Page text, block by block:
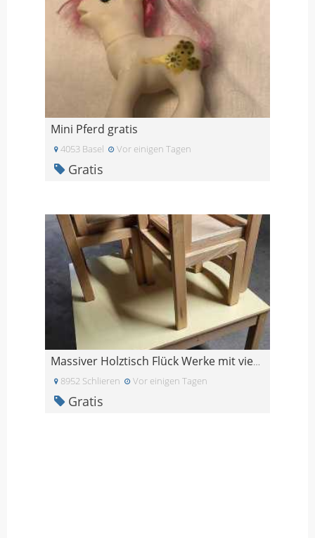
Mini Pferd gratis
4053 Basel Vor einigen Tagen
Gratis
Massiver Holztisch Flück Werke mit vier Stühlen
8952 Schlieren Vor einigen Tagen
Gratis